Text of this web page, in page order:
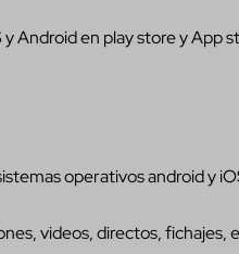
Android en play store y App
operativos android y
videos, directos, fichajes,